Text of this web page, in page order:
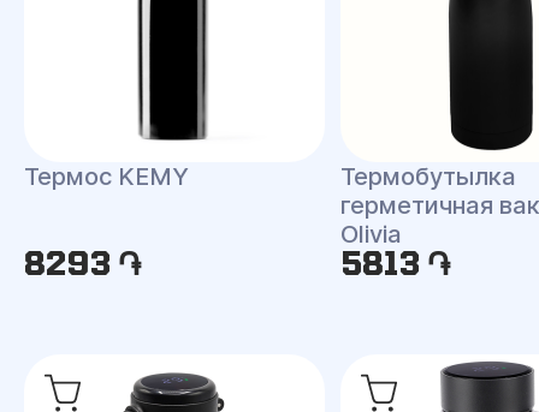
Термос KEMY
8293 ֏
Термобутылка
герметичная
Olivia
5813 ֏